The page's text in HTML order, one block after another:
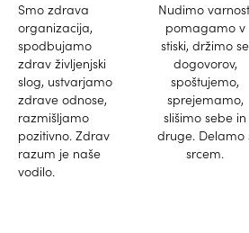
Smo zdrava
organizacija,
spodbujamo
zdrav življenjski
slog, ustvarjamo
zdrave odnose,
razmišljamo
pozitivno. Zdrav
razum je naše
vodilo.
Nudimo
pomagamo v
stiski, držimo se
dogovorov,
spoštujemo,
sprejemamo,
slišimo sebe in
druge. Delamo
srcem.